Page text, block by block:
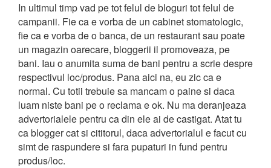
In ultimul timp vad pe tot felul de bloguri tot felul de
campanii. Fie ca e vorba de un cabinet stomatologic,
fie ca e vorba de o banca, de un restaurant sau poate
un magazin oarecare, bloggerii il promoveaza, pe
bani. Iau o anumita suma de bani pentru a scrie despre
respectivul loc/produs. Pana aici na, eu zic ca e
normal. Cu totii trebuie sa mancam o paine si daca
luam niste bani pe o reclama e ok. Nu ma deranjeaza
advertorialele pentru ca din ele ai de castigat. Atat tu
ca blogger cat si cititorul, daca advertorialul e facut cu
simt de raspundere si fara pupaturi in fund pentru
produs/loc.